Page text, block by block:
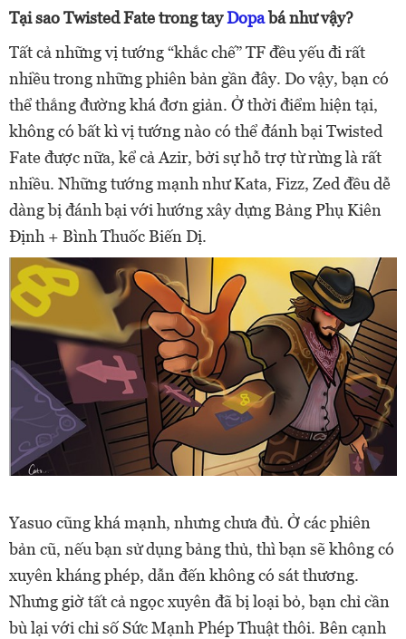
Tại sao Twisted Fate trong tayDopabá như vậy?
Tất cả những vị tướng “khắc chế” TF đều yếu đi rất
nhiều trong những phiên bản gần đây. Do vậy, bạn có
thể thắng đường khá đơn giản. Ở thời điểm hiện tại,
không có bất kì vị tướng nào có thể đánh bại Twisted
Fate được nữa, kể cả Azir, bởi sự hỗ trợ từ rừng là rất
nhiều. Những tướng mạnh như Kata, Fizz, Zed đều dễ
dàng bị đánh bại với hướng xây dựng Bảng Phụ Kiên
Định + Bình Thuốc Biến Dị.
Yasuo cũng khá mạnh, nhưng chưa đủ. Ở các phiên
bản cũ, nếu bạn sử dụng bảng thủ, thì bạn sẽ không có
xuyên kháng phép, dẫn đến không có sát thương.
Nhưng giờ tất cả ngọc xuyên đã bị loại bỏ, bạn chỉ cần
bù lại với chỉ số Sức Mạnh Phép Thuật thôi. Bên cạnh